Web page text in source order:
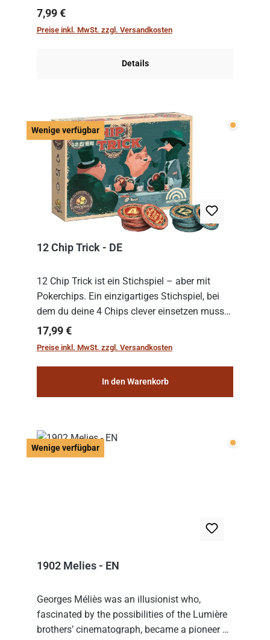
kniffliger als gedacht, denn die Differenz
zwischen ausgespielter Karte und der
Regulärer Preis:
7,99 €
Preise inkl. MwSt. zzgl. Versandkosten
Details
Wenige verfügbar Wenige
12 Chip Trick - DE
12 Chip Trick ist ein Stichspiel – aber mit
Pokerchips. Ein einzigartiges Stichspiel, bei
dem du deine 4 Chips clever einsetzen musst.
Wer die Chips mit dem höchsten Gesamtwert
hat, gewinnt die Runde. Aber Vorsicht: D...
Regulärer Preis:
17,99 €
Preise inkl. MwSt. zzgl. Versandkosten
In den Warenkorb
Wenige verfügbar Wenige
1902 Melies - EN
Georges Méliès was an illusionist who,
fascinated by the possibilities of the Lumière
brothers’ cinematograph, became a pioneer of